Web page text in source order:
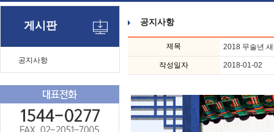
게시판
공지사항
공지사항
제목 2018 무술년
작성일자 2018-01-02